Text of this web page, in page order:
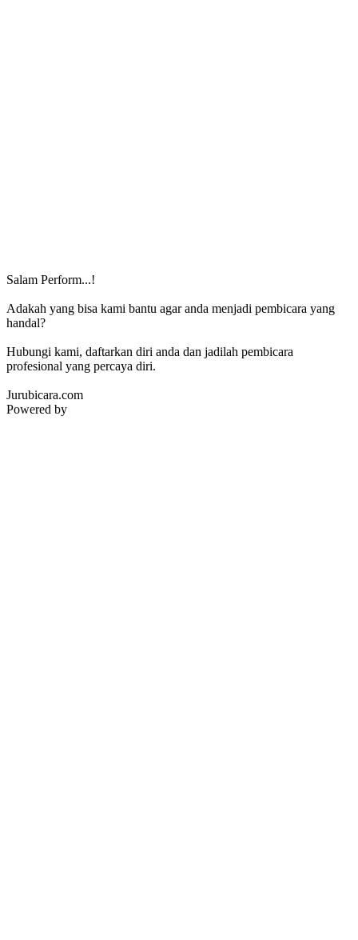
Salam Perform...!
Adakah yang bisa kami bantu agar anda menjadi pembicara yang
handal?
Hubungi kami, daftarkan diri anda dan jadilah pembicara
profesional yang percaya diri.
Jurubicara.com
Powered by